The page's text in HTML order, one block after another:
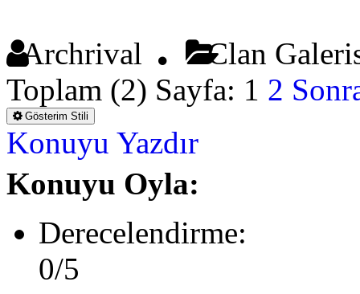
Archrival
Clan
Toplam (2) Sayfa: 1 2
Gösterim Stili
Konuyu Yazdır
Konuyu Oyla:
Derecelendirme:
0/5